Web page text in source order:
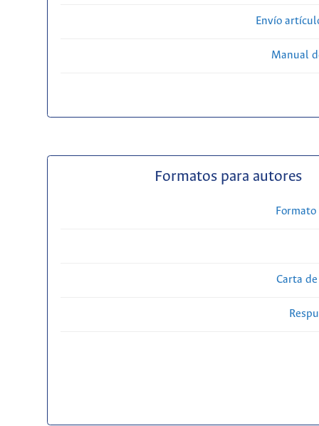
Envío
Manual
Formatos para autores
Carta